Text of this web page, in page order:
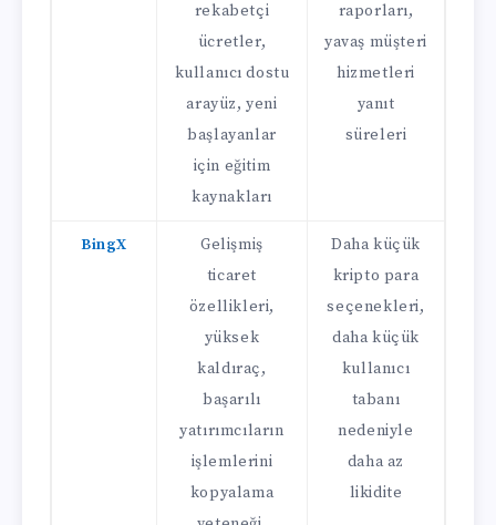
rekabetçi
ücretler,
kullanıcı dostu
arayüz, yeni
başlayanlar
için eğitim
kaynakları
raporları,
yavaş müşteri
hizmetleri
yanıt
süreleri
BingX
Gelişmiş
ticaret
özellikleri,
yüksek
kaldıraç,
başarılı
yatırımcıların
işlemlerini
kopyalama
Daha küçük
kripto para
seçenekleri,
daha küçük
kullanıcı
tabanı
nedeniyle
daha az
likidite